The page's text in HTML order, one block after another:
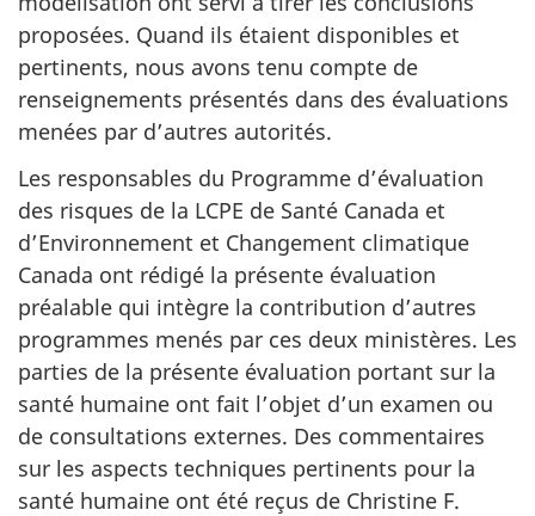
proposées. Quand ils étaient disponibles et
pertinents, nous avons tenu compte de
renseignements présentés dans des évaluations
menées par d’autres autorités.
Les responsables du Programme d’évaluation
des risques de la LCPE de Santé Canada et
d’Environnement et Changement climatique
Canada ont rédigé la présente évaluation
préalable qui intègre la contribution d’autres
programmes menés par ces deux ministères. Les
parties de la présente évaluation portant sur la
santé humaine ont fait l’objet d’un examen ou
de consultations externes. Des commentaires
sur les aspects techniques pertinents pour la
santé humaine ont été reçus de Christine F.